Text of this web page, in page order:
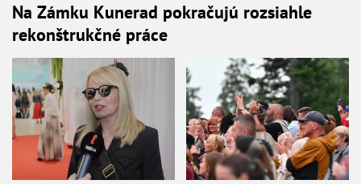
Na Zámku Kunerad pokračujú rozsiahle
rekonštrukčné práce